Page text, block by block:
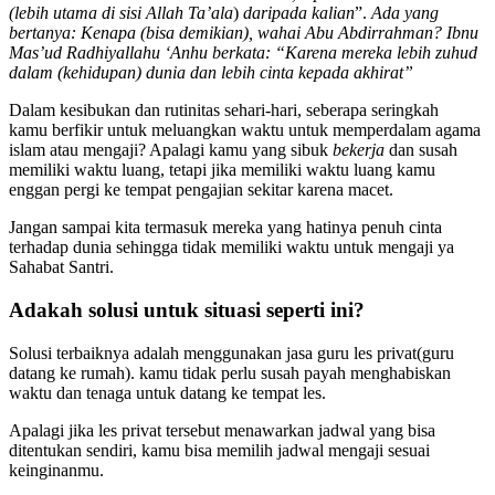
(lebih utama di sisi Allah Ta’ala) daripada kalian”. Ada yang
bertanya: Kenapa (bisa demikian), wahai Abu Abdirrahman? Ibnu
Mas’ud Radhiyallahu ‘Anhu berkata: “Karena mereka lebih zuhud
dalam (kehidupan) dunia dan lebih cinta kepada akhirat”
Dalam kesibukan dan rutinitas sehari-hari, seberapa seringkah
kamu berfikir untuk meluangkan waktu untuk memperdalam agama
islam atau mengaji? Apalagi kamu yang sibuk bekerja dan susah
memiliki waktu luang, tetapi jika memiliki waktu luang kamu
enggan pergi ke tempat pengajian sekitar karena macet.
Jangan sampai kita termasuk mereka yang hatinya penuh cinta
terhadap dunia sehingga tidak memiliki waktu untuk mengaji ya
Sahabat Santri.
Adakah solusi untuk situasi seperti ini?
Solusi terbaiknya adalah menggunakan jasa guru les privat(guru
datang ke rumah). kamu tidak perlu susah payah menghabiskan
waktu dan tenaga untuk datang ke tempat les.
Apalagi jika les privat tersebut menawarkan jadwal yang bisa
ditentukan sendiri, kamu bisa memilih jadwal mengaji sesuai
keinginanmu.